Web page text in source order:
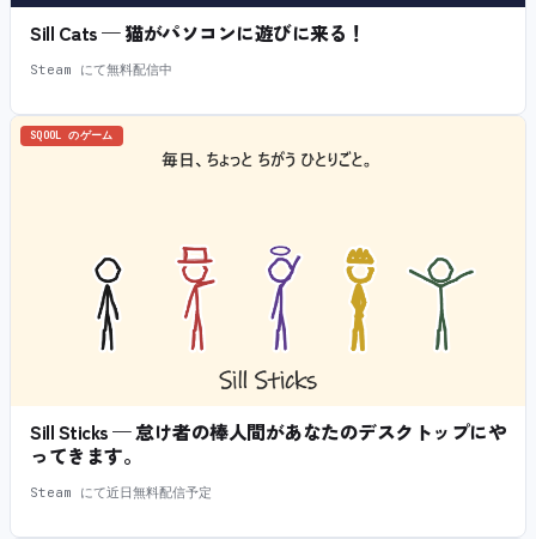
Sill Cats — 猫がパソコンに遊びに来る！
Steam にて無料配信中
SQOOL のゲーム
Sill Sticks — 怠け者の棒人間があなたのデスクトップにや
ってきます。
Steam にて近日無料配信予定